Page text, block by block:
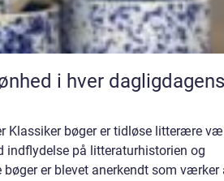
i hver dagligdagens
Klassiker bøger er tidløse litterære
indflydelse på litteraturhistorien og
er blevet anerkendt som værker